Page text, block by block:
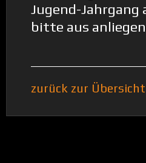
Jugend-
bitte aus
zurück zur Übersicht